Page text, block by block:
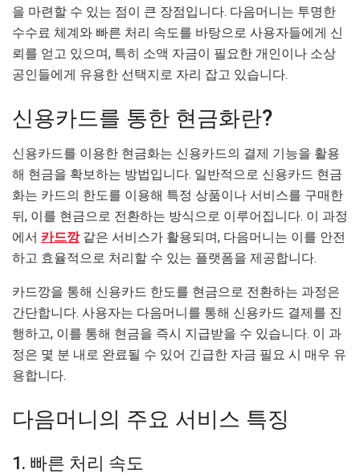
을 마련할 수 있는 점이 큰 장점입니다. 다음머니는 투명한
수수료 체계와 빠른 처리 속도를 바탕으로 사용자들에게 신
뢰를 얻고 있으며, 특히 소액 자금이 필요한 개인이나 소상
공인들에게 유용한 선택지로 자리 잡고 있습니다.
신용카드를 통한 현금화란?
신용카드를 이용한 현금화는 신용카드의 결제 기능을 활용
해 현금을 확보하는 방법입니다. 일반적으로 신용카드 현금
화는 카드의 한도를 이용해 특정 상품이나 서비스를 구매한
뒤, 이를 현금으로 전환하는 방식으로 이루어집니다. 이 과정
에서 카드깡같은 서비스가 활용되며, 다음머니는 이를 안전
하고 효율적으로 처리할 수 있는 플랫폼을 제공합니다.
카드깡을 통해 신용카드 한도를 현금으로 전환하는 과정은
간단합니다. 사용자는 다음머니를 통해 신용카드 결제를 진
행하고, 이를 통해 현금을 즉시 지급받을 수 있습니다. 이 과
정은 몇 분 내로 완료될 수 있어 긴급한 자금 필요 시 매우 유
용합니다.
다음머니의 주요 서비스 특징
1. 빠른 처리 속도